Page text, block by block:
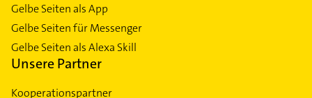
Gelbe Seiten als App
Gelbe Seiten für Messenger
Gelbe Seiten als Alexa Skill
Unsere Partner
Kooperationspartner